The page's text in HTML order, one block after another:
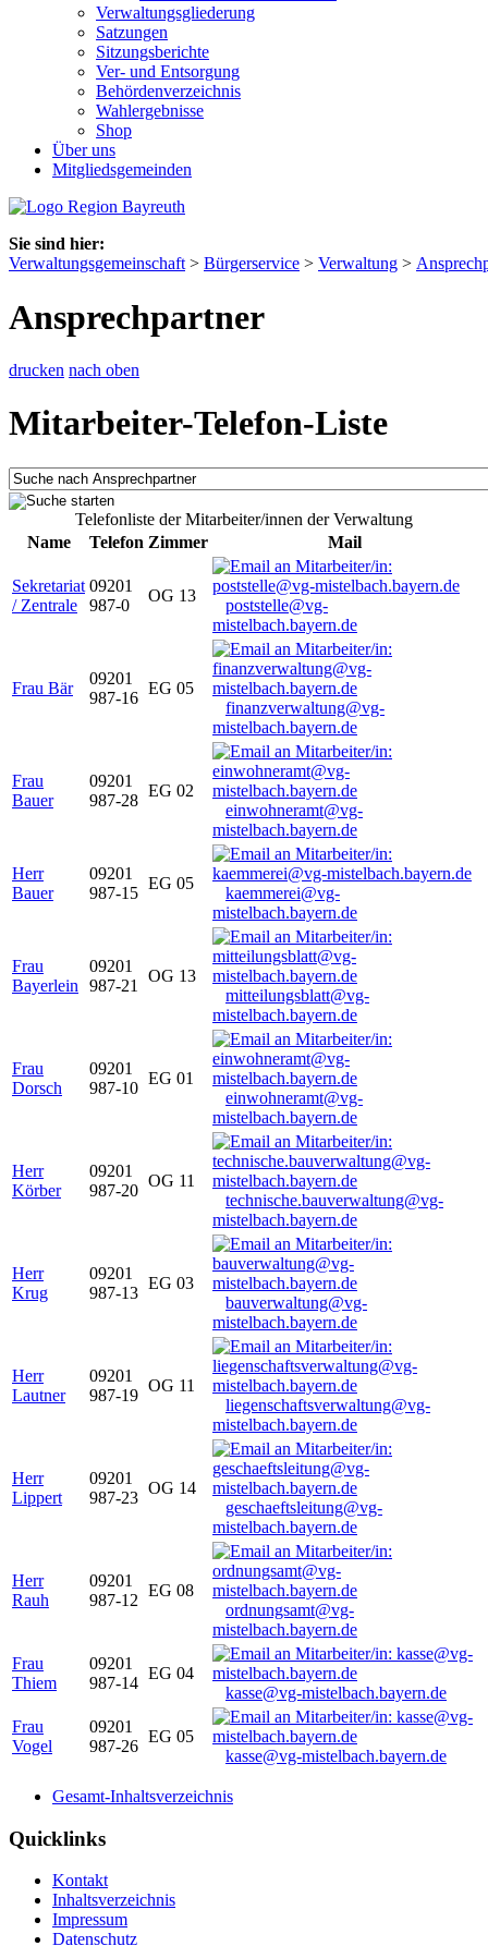
Verwaltungsgliederung
Satzungen
Sitzungsberichte
Ver- und Entsorgung
Behördenverzeichnis
Wahlergebnisse
Shop
Über uns
Mitgliedsgemeinden
Sie sind hier:
Verwaltungsgemeinschaft > Bürgerservice > Verwaltung >
Ansprechpartner
drucken nach oben
Mitarbeiter-Telefon-Liste
Telefonliste der Mitarbeiter/innen der Verwaltung
Name
Telefon Zimmer Mail
Sekretariat
/ Zentrale
09201
987-0
OG 13
poststelle@vg-
mistelbach.bayern.de
Frau Bär
09201
987-16
EG 05
finanzverwaltung@vg-
mistelbach.bayern.de
Frau
Bauer
09201
987-28
EG 02
einwohneramt@vg-
mistelbach.bayern.de
Herr
Bauer
09201
987-15
EG 05
kaemmerei@vg-
mistelbach.bayern.de
Frau
Bayerlein
09201
987-21
OG 13
mitteilungsblatt@vg-
mistelbach.bayern.de
Frau
Dorsch
09201
987-10
EG 01
einwohneramt@vg-
mistelbach.bayern.de
Herr
Körber
09201
987-20
OG 11
technische.bauverwaltung@vg-
mistelbach.bayern.de
Herr
Krug
09201
987-13
EG 03
bauverwaltung@vg-
mistelbach.bayern.de
Herr
Lautner
09201
987-19
OG 11
liegenschaftsverwaltung@vg-
mistelbach.bayern.de
Herr
Lippert
09201
987-23
OG 14
geschaeftsleitung@vg-
mistelbach.bayern.de
Herr
Rauh
09201
987-12
EG 08
ordnungsamt@vg-
mistelbach.bayern.de
Frau
Thiem
09201
987-14
EG 04
kasse@vg-mistelbach.bayern.de
Frau
Vogel
09201
987-26
EG 05
kasse@vg-mistelbach.bayern.de
Gesamt-Inhaltsverzeichnis
Quicklinks
Kontakt
Inhaltsverzeichnis
Impressum
Datenschutz